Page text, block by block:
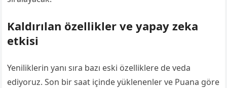
Kaldırılan özellikler ve yapay zeka
etkisi
Yeniliklerin yanı sıra bazı eski özelliklere de veda
ediyoruz. Son bir saat içinde yüklenenler ve Puana göre